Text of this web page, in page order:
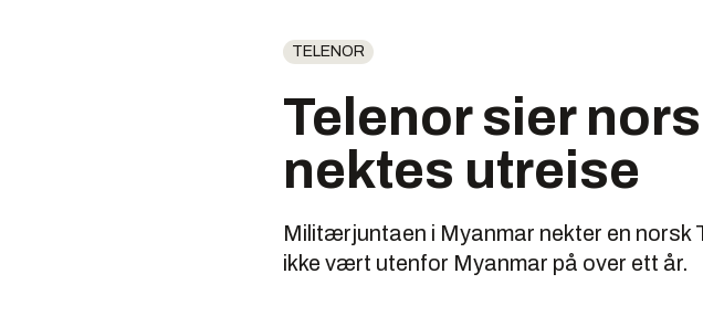
TELENOR
Telenor sier
nektes utreise
Militærjuntaen i Myanmar nekter en norsk
ikke vært utenfor Myanmar på over ett år.